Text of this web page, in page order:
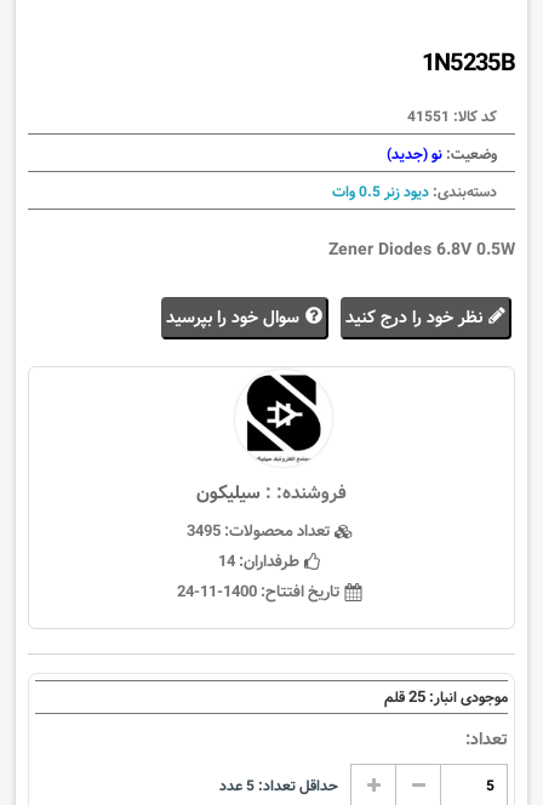
1N5235B
کد کالا: 41551
وضعیت: نو (جدید)
دسته‌بندی: دیود زنر 0.5 وات
Zener Diodes 6.8V 0.5W
نظر خود را درج کنید سوال خود را بپرسید
فروشنده: : سيليكون
تعداد محصولات:3495
طرفداران:14
تاریخ افتتاح:1400-11-24
موجودی انبار: 25قلم
تعداد:
حداقل تعداد: 5عدد